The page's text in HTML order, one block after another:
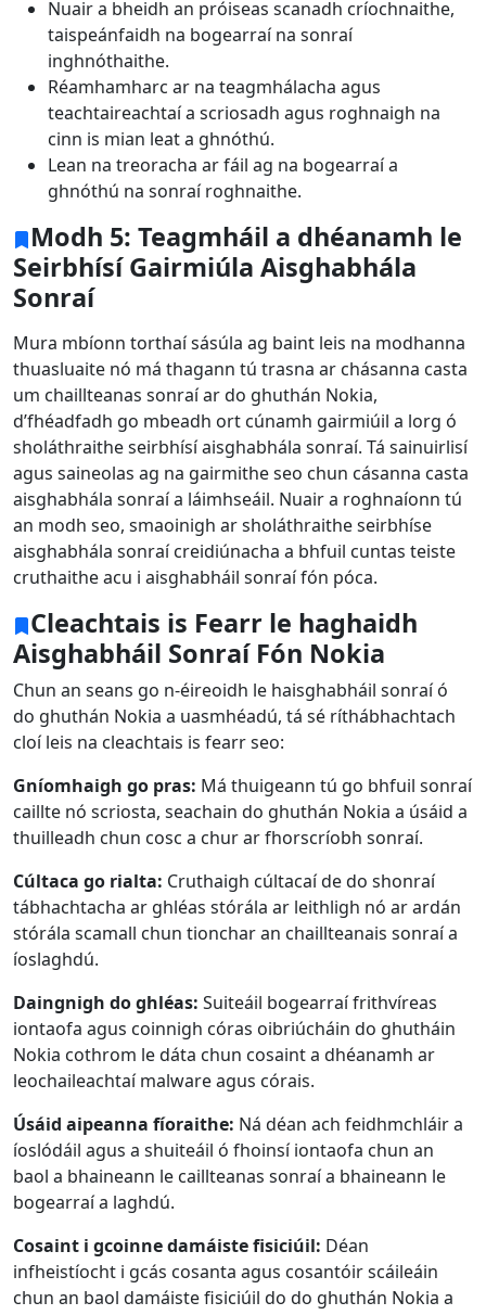
Nuair a bheidh an próiseas scanadh críochnaithe,
taispeánfaidh na bogearraí na sonraí
inghnóthaithe.
Réamhamharc ar na teagmhálacha agus
teachtaireachtaí a scriosadh agus roghnaigh na
cinn is mian leat a ghnóthú.
Lean na treoracha ar fáil ag na bogearraí a
ghnóthú na sonraí roghnaithe.
Modh 5: Teagmháil a dhéanamh le
Seirbhísí Gairmiúla Aisghabhála
Sonraí
Mura mbíonn torthaí sásúla ag baint leis na modhanna
thuasluaite nó má thagann tú trasna ar chásanna casta
um chaillteanas sonraí ar do ghuthán Nokia,
d’fhéadfadh go mbeadh ort cúnamh gairmiúil a lorg ó
sholáthraithe seirbhísí aisghabhála sonraí. Tá sainuirlisí
agus saineolas ag na gairmithe seo chun cásanna casta
aisghabhála sonraí a láimhseáil. Nuair a roghnaíonn tú
an modh seo, smaoinigh ar sholáthraithe seirbhíse
aisghabhála sonraí creidiúnacha a bhfuil cuntas teiste
cruthaithe acu i aisghabháil sonraí fón póca.
Cleachtais is Fearr le haghaidh
Aisghabháil Sonraí Fón Nokia
Chun an seans go n-éireoidh le haisghabháil sonraí ó
do ghuthán Nokia a uasmhéadú, tá sé ríthábhachtach
cloí leis na cleachtais is fearr seo:
Gníomhaigh go pras: Má thuigeann tú go bhfuil sonraí
caillte nó scriosta, seachain do ghuthán Nokia a úsáid a
thuilleadh chun cosc ​​a chur ar fhorscríobh sonraí.
Cúltaca go rialta: Cruthaigh cúltacaí de do shonraí
tábhachtacha ar ghléas stórála ar leithligh nó ar ardán
stórála scamall chun tionchar an chaillteanais sonraí a
íoslaghdú.
Daingnigh do ghléas: Suiteáil bogearraí frithvíreas
iontaofa agus coinnigh córas oibriúcháin do ghutháin
Nokia cothrom le dáta chun cosaint a dhéanamh ar
leochaileachtaí malware agus córais.
Úsáid aipeanna fíoraithe: Ná déan ach feidhmchláir a
íoslódáil agus a shuiteáil ó fhoinsí iontaofa chun an
baol a bhaineann le caillteanas sonraí a bhaineann le
bogearraí a laghdú.
Cosaint i gcoinne damáiste fisiciúil: Déan
infheistíocht i gcás cosanta agus cosantóir scáileáin
chun an baol damáiste fisiciúil do do ghuthán Nokia a